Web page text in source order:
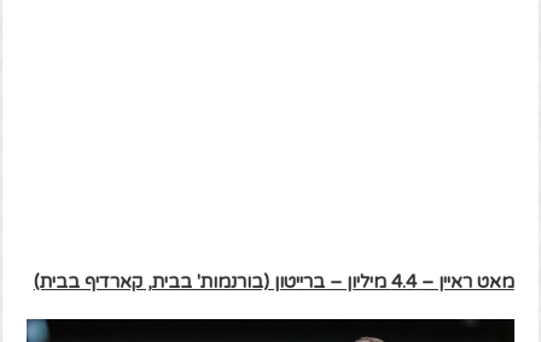
מאט ראיין – 4.4 מיליון – ברייטון (בורנמות' בבית, קארדיף בבית)